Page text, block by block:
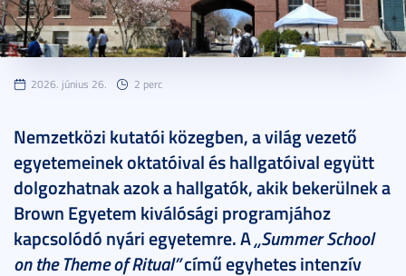
2026. június 26. 2 perc
Nemzetközi kutatói közegben, a világ vezető
egyetemeinek oktatóival és hallgatóival együtt
dolgozhatnak azok a hallgatók, akik bekerülnek a
Brown Egyetem kiválósági programjához
kapcsolódó nyári egyetemre. A„Summer School
on the Theme of Ritual”című egyhetes intenzív